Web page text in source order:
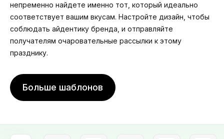
непременно найдете именно тот, который идеально
соответствует вашим вкусам. Настройте дизайн, чтобы
соблюдать айдентику бренда, и отправляйте
получателям очаровательные рассылки к этому
празднику.
Больше шаблонов